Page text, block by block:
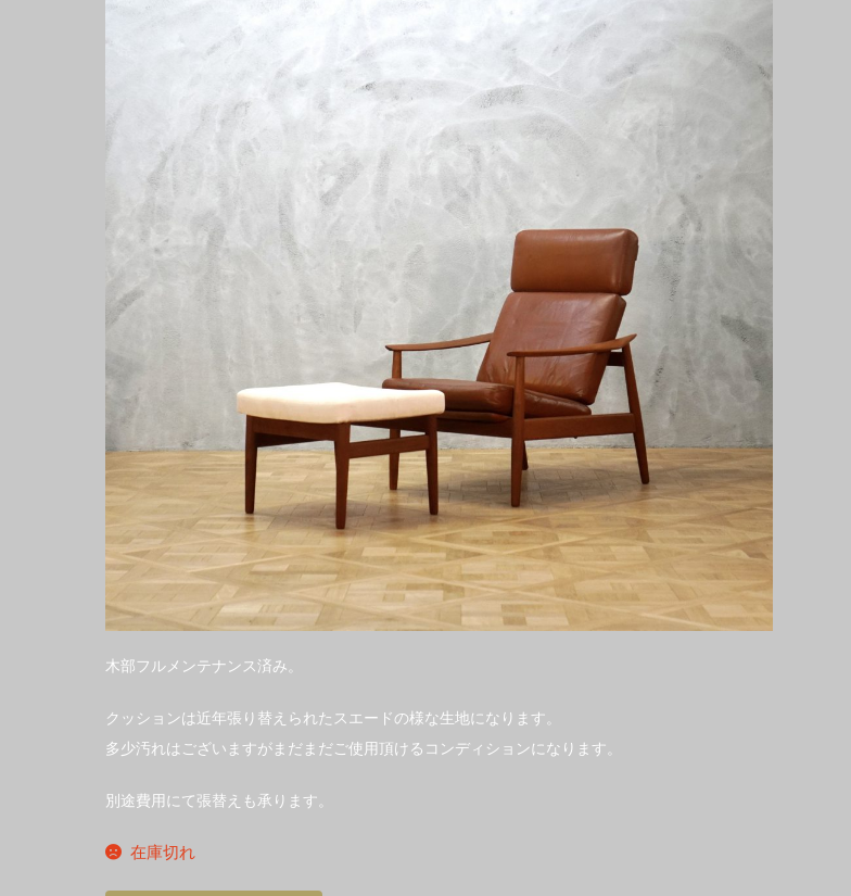
木部フルメンテナンス済み。
クッションは近年張り替えられたスエードの様な生地になります。
多少汚れはございますがまだまだご使用頂けるコンディションになります。
別途費用にて張替えも承ります。
在庫切れ